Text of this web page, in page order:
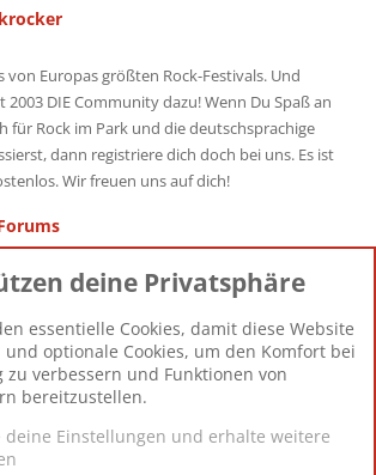
von Europas größten Rock-Festivals. Und
2003 DIE Community dazu! Wenn Du Spaß an
für Rock im Park und die deutschsprachige
dann registriere dich doch bei uns. Es ist
Wir freuen uns auf dich!
12.427
Berlin
deine Privatsphäre
essentielle Cookies, damit diese Website
optionale Cookies, um den Komfort bei
zu verbessern und Funktionen von
bereitzustellen.
deine Einstellungen und erhalte weitere